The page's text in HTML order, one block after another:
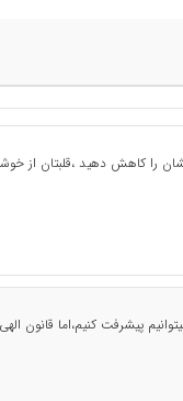
را کاهش دهید ،قلبتان
پیشرفت کنیم،اما قانون